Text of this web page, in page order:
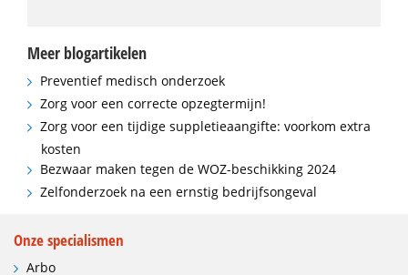
Meer blogartikelen
Preventief medisch onderzoek
Zorg voor een correcte opzegtermijn!
Zorg voor een tijdige suppletieaangifte: voorkom extra
kosten
Bezwaar maken tegen de WOZ-beschikking 2024
Zelfonderzoek na een ernstig bedrijfsongeval
Onze specialismen
Arbo